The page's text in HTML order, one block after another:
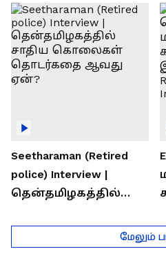
தலைவரை மடக்கி
பிடித்த மனைவி
Seetharaman (Retired
police) Interview |
தென்தமிழகத்தில்
தொடர்கதை ஆவது
ஏன்?
மேலும்